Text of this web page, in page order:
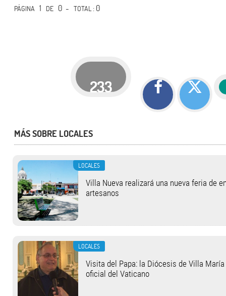
PÁGINA 1 DE 0 -TOTAL: 0
233
MÁS SOBRE LOCALES
LOCALES
Villa Nueva realizará una nueva feria de
artesanos
LOCALES
Visita del Papa: la Diócesis de Villa
oficial del Vaticano